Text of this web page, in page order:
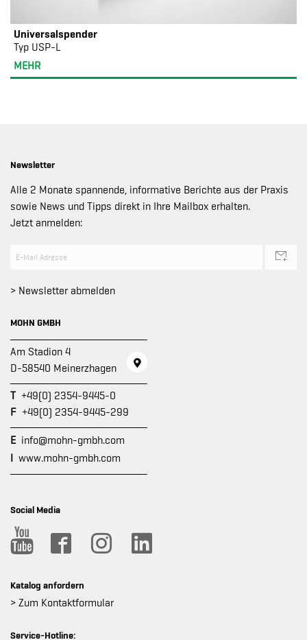
Universalspender
Typ USP-L
MEHR
Newsletter
Alle 2 Monate spannende, informative Berichte aus der Praxis
sowie News und Tipps direkt in Ihre Mailbox erhalten.
Jetzt anmelden:
> Newsletter abmelden
MOHN GMBH
Am Stadion 4
D-58540 Meinerzhagen
T +49(0) 2354-9445-0
F +49(0) 2354-9445-299
E info@mohn-gmbh.com
I www.mohn-gmbh.com
Social Media
Katalog anfordern
> Zum Kontaktformular
Service-Hotline: